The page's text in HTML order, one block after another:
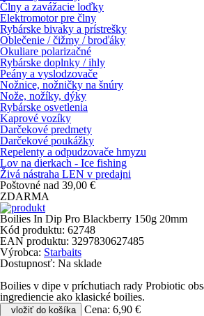
Člny a zavážacie loďky
Elektromotor pre člny
Rybárske bivaky a prístrešky
Oblečenie / čižmy / broďáky
Okuliare polarizačné
Rybárske doplnky / ihly
Peány a vyslodzovače
Nožnice, nožničky na šnúry
Nože, nožíky, dýky
Rybárske osvetlenia
Kaprové vozíky
Darčekové predmety
Darčekové poukážky
Repelenty a odpudzovače hmyzu
Lov na dierkach - Ice fishing
Živá nástraha LEN v predajni
Poštovné nad 39,00 €
ZDARMA
Boilies In Dip Pro Blackberry 150g 20mm
Kód produktu: 62748
EAN produktu: 3297830627485
Výrobca: Starbaits
Dostupnosť: Na sklade
Boilies v dipe v príchutiach rady Probiotic
ingrediencie ako klasické boilies.
vložiť do košíka Cena: 6,90 €